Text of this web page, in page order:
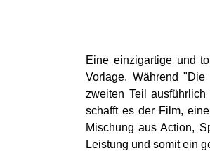
Eine einzigartige und
Vorlage. Während
zweiten Teil
schafft es der Film,
Mischung aus Action,
Leistung und somit ein